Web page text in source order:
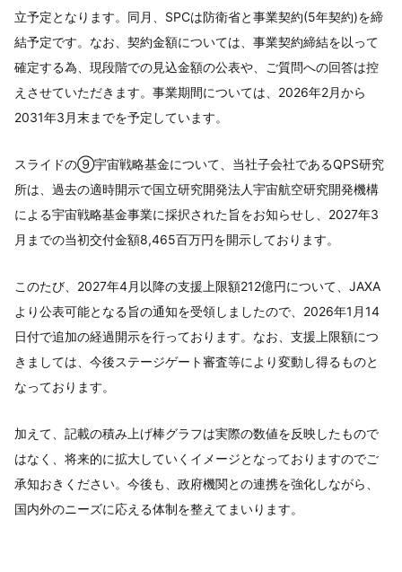
立予定となります。同月、SPCは防衛省と事業契約(5年契約)を締
結予定です。なお、契約金額については、事業契約締結を以って
確定する為、現段階での見込金額の公表や、ご質問への回答は控
えさせていただきます。事業期間については、2026年2月から
2031年3月末までを予定しています。
スライドの⑨宇宙戦略基金について、当社子会社であるQPS研究
所は、過去の適時開示で国立研究開発法人宇宙航空研究開発機構
による宇宙戦略基金事業に採択された旨をお知らせし、2027年3
月までの当初交付金額8,465百万円を開示しております。
このたび、2027年4月以降の支援上限額212億円について、JAXA
より公表可能となる旨の通知を受領しましたので、2026年1月14
日付で追加の経過開示を行っております。なお、支援上限額につ
きましては、今後ステージゲート審査等により変動し得るものと
なっております。
加えて、記載の積み上げ棒グラフは実際の数値を反映したもので
はなく、将来的に拡大していくイメージとなっておりますのでご
承知おきください。今後も、政府機関との連携を強化しながら、
国内外のニーズに応える体制を整えてまいります。